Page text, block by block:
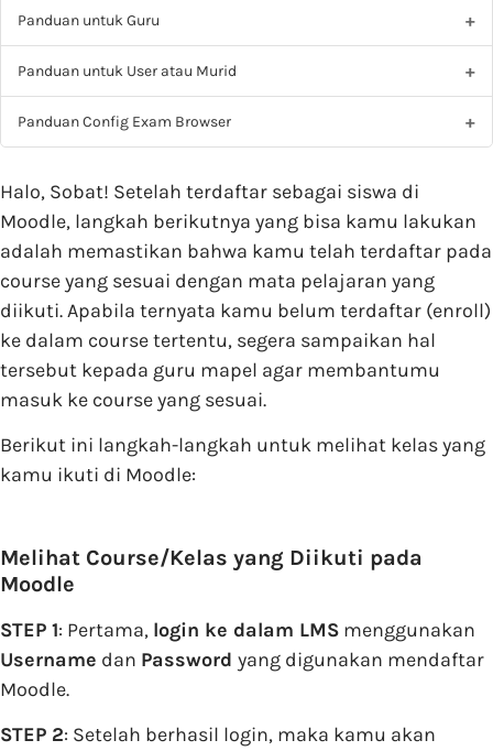
Panduan untuk Guru
Panduan untuk User atau Murid
Panduan Config Exam Browser
Halo, Sobat! Setelah terdaftar sebagai siswa di
Moodle, langkah berikutnya yang bisa kamu lakukan
adalah memastikan bahwa kamu telah terdaftar pada
course yang sesuai dengan mata pelajaran yang
diikuti. Apabila ternyata kamu belum terdaftar (enroll)
ke dalam course tertentu, segera sampaikan hal
tersebut kepada guru mapel agar membantumu
masuk ke course yang sesuai.
Berikut ini langkah-langkah untuk melihat kelas yang
kamu ikuti di Moodle:
Melihat Course/Kelas yang Diikuti pada
Moodle
STEP 1: Pertama, login ke dalam LMS menggunakan
Username dan Password yang digunakan mendaftar
Moodle.
STEP 2: Setelah berhasil login, maka kamu akan